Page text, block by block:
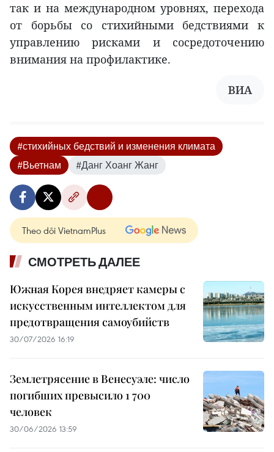
так и на международном уровнях, перехода
от борьбы со стихийными бедствиями к
управлению рисками и сосредоточению
внимания на профилактике.
ВИА
#стихийных бедствий и изменения климата
#Вьетнам
#Данг Хоанг Жанг
Theo dõi VietnamPlus
СМОТРЕТЬ ДАЛЕЕ
Южная Корея внедряет камеры с
искусственным интеллектом для
предотвращения самоубийств
30/07/2026 16:19
Землетрясение в Венесуэле: число
погибших превысило 1 700
человек
30/06/2026 13:59